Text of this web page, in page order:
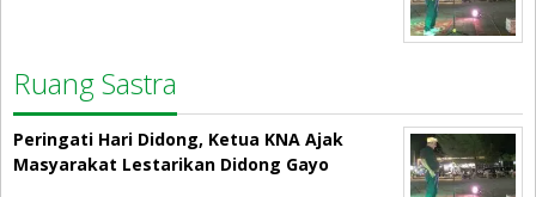
Ruang Sastra
Peringati Hari Didong, Ketua KNA Ajak
Masyarakat Lestarikan Didong Gayo